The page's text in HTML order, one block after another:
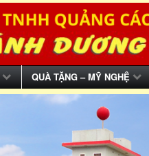
QUÀ TẶNG – MỸ NGHỆ